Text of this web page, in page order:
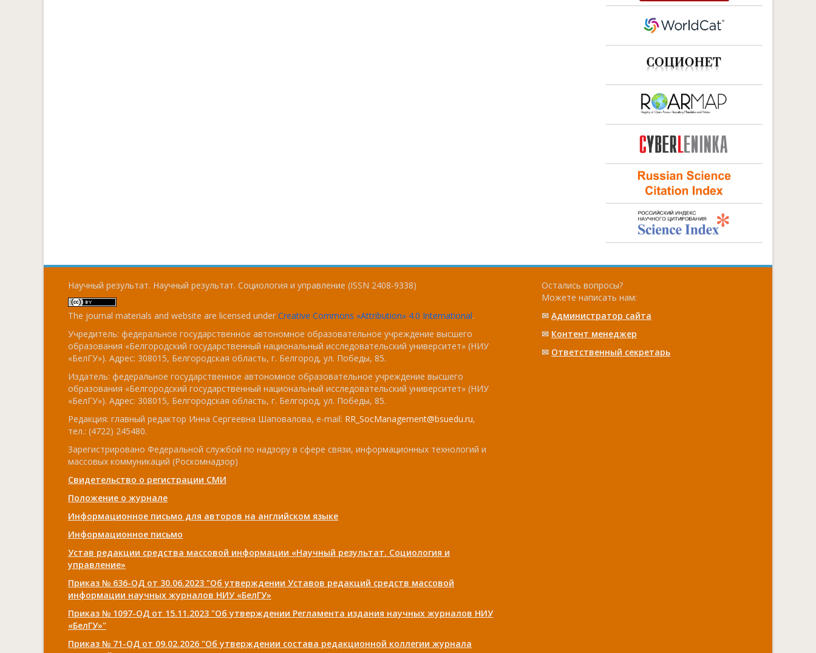
Научный результат. Научный результат. Социология и управление (ISSN 2408-9338)
The journal materials and website are licensed under Creative Commons «Attribution» 4.0 International.
Учредитель: федеральное государственное автономное образовательное учреждение высшего
образования «Белгородский государственный национальный исследовательский университет» (НИУ
«БелГУ»). Адрес: 308015, Белгородская область, г. Белгород, ул. Победы, 85.
Издатель: федеральное государственное автономное образовательное учреждение высшего
образования «Белгородский государственный национальный исследовательский университет» (НИУ
«БелГУ»). Адрес: 308015, Белгородская область, г. Белгород, ул. Победы, 85.
Редакция: главный редактор Инна Сергеевна Шаповалова, e-mail: RR_SocManagement@bsuedu.ru,
тел.: (4722) 245480.
Зарегистрировано Федеральной службой по надзору в сфере связи, информационных технологий и
массовых коммуникаций (Роскомнадзор)
Свидетельство о регистрации СМИ
Положение о журнале
Информационное письмо для авторов на английском языке
Информационное письмо
Устав редакции средства массовой информации «Научный результат. Социология и
управление»
Приказ № 636-ОД от 30.06.2023 "Об утверждении Уставов редакций средств массовой
информации научных журналов НИУ «БелГУ»
Приказ № 1097-ОД от 15.11.2023 "Об утверждении Регламента издания научных журналов НИУ
«БелГУ»"
Приказ № 71-ОД от 09.02.2026 "Об утверждении состава редакционной коллегии журнала
Остались вопросы?
Можете написать нам:
✉ Администратор сайта
✉ Контент менеджер
✉ Ответственный cекретарь